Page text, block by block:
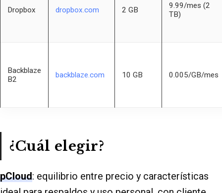
Dropbox dropbox.com 2 GB
9.99/mes (2
TB)
Backblaze
B2
backblaze.com 10 GB 0.005/GB/mes
¿Cuál elegir?
pCloud: equilibrio entre precio y características